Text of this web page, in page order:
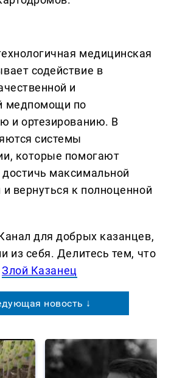
медицинская
содействие в
и
медпомощи по
и ортезированию. В
системы
которые помогают
максимальной
вернуться к полноценной
для добрых казанцев,
из себя. Делитеcь тем, что
Злой Казанец
новость ↓